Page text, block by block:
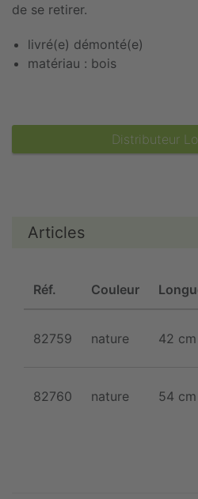
de se retirer.
livré(e) démonté(e)
matériau : bois
Distributeur
Articles
Réf. Couleur
82759 nature 42 cm
82760 nature 54 cm